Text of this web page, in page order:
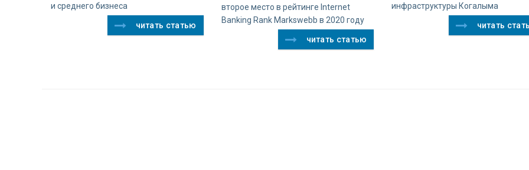
и среднего бизнеса
читать статью
второе место в рейтинге Internet
Banking Rank Markswebb в 2020 году
читать статью
инфраструктуры Когалыма
читать